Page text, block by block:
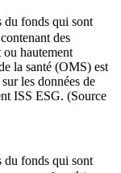
du fonds qui sont
des
ou hautement
la santé (OMS) est
les données de
ISS ESG. (Source
du fonds qui sont